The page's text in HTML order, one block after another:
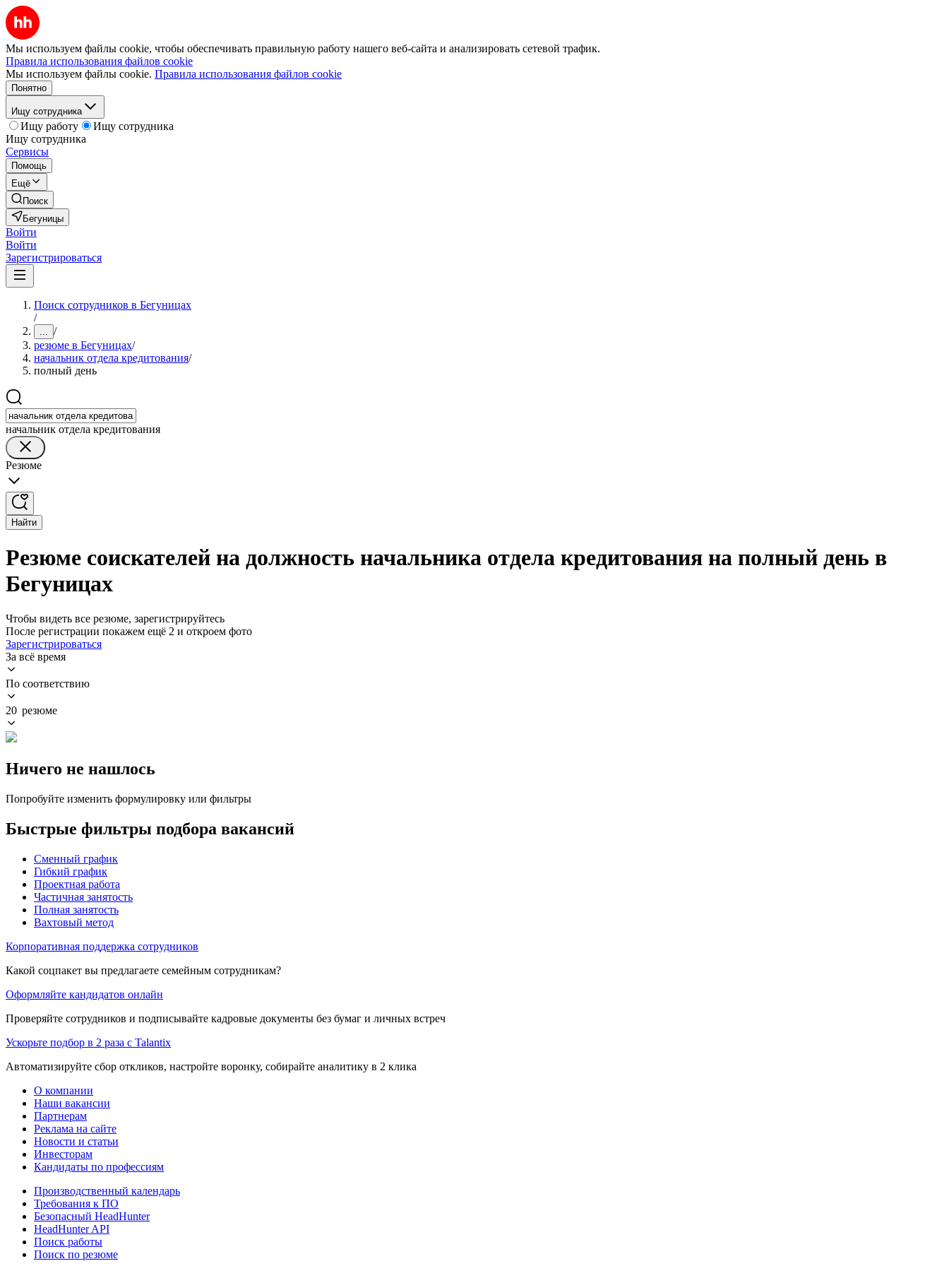
Мы используем файлы cookie, чтобы обеспечивать правильную работу нашего веб-сайта и анализировать сетевой трафик.
Правила использования файлов cookie
Мы используем файлы cookie. Правила использования файлов cookie
Понятно
Ищу сотрудника
Ищу работу
Ищу сотрудника
Ищу сотрудника
Сервисы
Помощь
Ещё
Поиск
Бегуницы
Войти
Войти
Зарегистрироваться
Поиск сотрудников в Бегуницах
/
... /
резюме в Бегуницах/
начальник отдела кредитования/
полный день
начальник отдела кредитования
Резюме
Найти
Резюме соискателей на должность начальника отдела кредитования на полный день в
Бегуницах
Чтобы видеть все резюме, зарегистрируйтесь
После регистрации покажем ещё 2 и откроем фото
Зарегистрироваться
За всё время
По соответствию
20 резюме
Ничего не нашлось
Попробуйте изменить формулировку или фильтры
Быстрые фильтры подбора вакансий
Сменный график
Гибкий график
Проектная работа
Частичная занятость
Полная занятость
Вахтовый метод
Корпоративная поддержка сотрудников
Какой соцпакет вы предлагаете семейным сотрудникам?
Оформляйте кандидатов онлайн
Проверяйте сотрудников и подписывайте кадровые документы без бумаг и личных встреч
Ускорьте подбор в 2 раза с Talantix
Автоматизируйте сбор откликов, настройте воронку, собирайте аналитику в 2 клика
О компании
Наши вакансии
Партнерам
Реклама на сайте
Новости и статьи
Инвесторам
Кандидаты по профессиям
Производственный календарь
Требования к ПО
Безопасный HeadHunter
HeadHunter API
Поиск работы
Поиск по резюме